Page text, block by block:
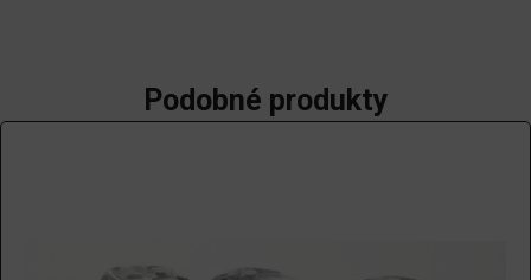
Podobné produkty